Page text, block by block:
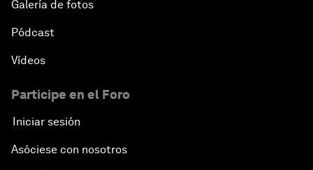
Galería de fotos
Pódcast
Vídeos
Participe en el Foro
Iniciar sesión
Asóciese con nosotros